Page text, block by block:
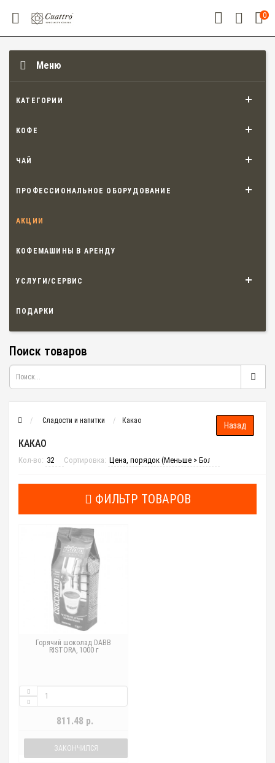
0
Меню
КАТЕГОРИИ
КОФЕ
ЧАЙ
ПРОФЕССИОНАЛЬНОЕ ОБОРУДОВАНИЕ
АКЦИИ
КОФЕМАШИНЫ В АРЕНДУ
УСЛУГИ/СЕРВИС
ПОДАРКИ
Поиск товаров
Сладости и напитки Какао
КАКАО
Кол-во: Сортировка:
ФИЛЬТР ТОВАРОВ
Горячий шоколад DABB
RISTORA, 1000 г
811.48 р.
ЗАКОНЧИЛСЯ